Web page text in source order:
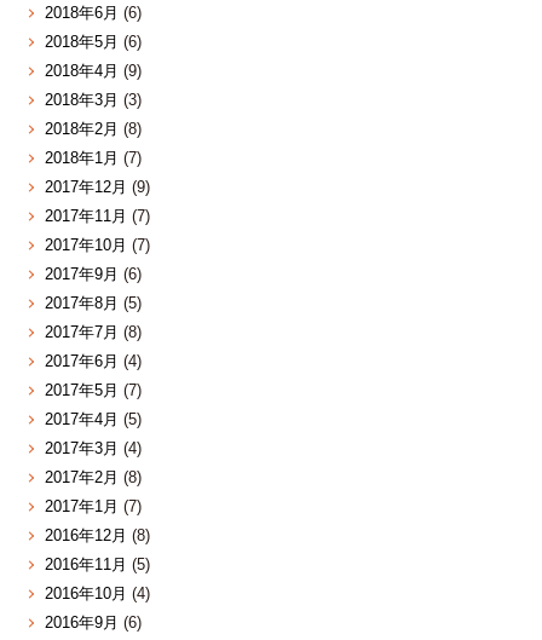
2018年6月 (6)
2018年5月 (6)
2018年4月 (9)
2018年3月 (3)
2018年2月 (8)
2018年1月 (7)
2017年12月 (9)
2017年11月 (7)
2017年10月 (7)
2017年9月 (6)
2017年8月 (5)
2017年7月 (8)
2017年6月 (4)
2017年5月 (7)
2017年4月 (5)
2017年3月 (4)
2017年2月 (8)
2017年1月 (7)
2016年12月 (8)
2016年11月 (5)
2016年10月 (4)
2016年9月 (6)